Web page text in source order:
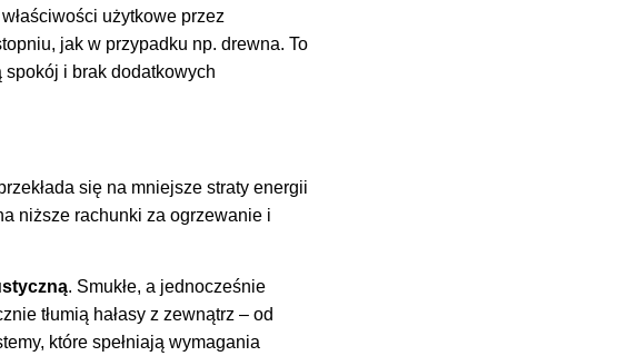
użytkowe przez
jak w przypadku np. drewna. To
i brak dodatkowych
się na mniejsze straty energii
niższe rachunki za ogrzewanie i
. Smukłe, a jednocześnie
tłumią hałasy z zewnątrz – od
które spełniają wymagania